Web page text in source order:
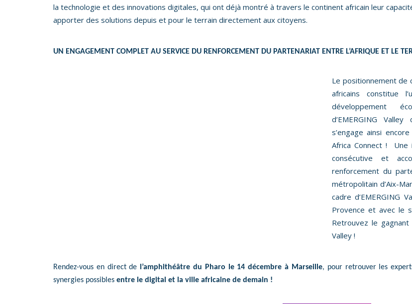
la technologie et des innovations digitales, qui ont déjà montré à travers le continent africain leur
apporter des solutions depuis et pour le terrain directement aux citoyens.
UN ENGAGEMENT COMPLET AU SERVICE DU RENFORCEMENT DU PARTENARIAT ENTRE L’AFRIQUE ET LE
Le positionnement de
africains constitue
développement
d’EMERGING
s’engage ainsi
Africa Connect !
consécutive et
renforcement du
métropolitain d’Aix-
cadre d’EMERGING
Provence et avec le
Retrouvez le
Valley !
Rendez-vous en direct de l’amphithéâtre du Pharo le 14 décembre à Marseille, pour retrouver les
synergies possibles entre le digital et la ville africaine de demain !